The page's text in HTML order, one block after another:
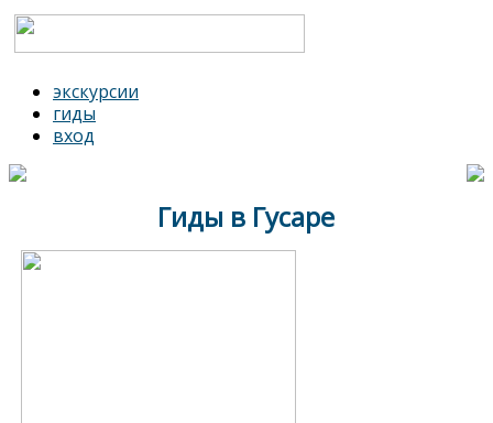
экскурсии
гиды
вход
Гиды в Гусаре